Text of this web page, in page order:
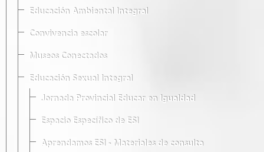
Educación Ambiental Integral
Convivencia escolar
Museos Conectados
Educación Sexual Integral
Jornada Provincial Educar en Igualdad
Espacio Específico de ESI
Aprendamos ESI - Materiales de consulta